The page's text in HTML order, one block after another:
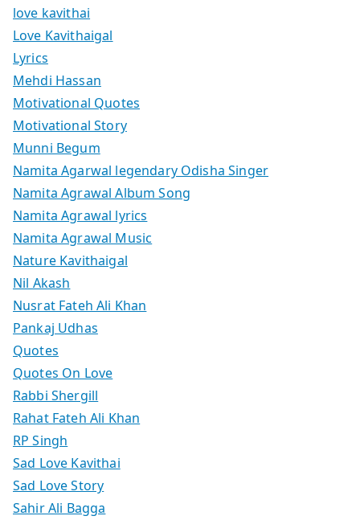
love kavithai
Love Kavithaigal
Lyrics
Mehdi Hassan
Motivational Quotes
Motivational Story
Munni Begum
Namita Agarwal legendary Odisha Singer
Namita Agrawal Album Song
Namita Agrawal lyrics
Namita Agrawal Music
Nature Kavithaigal
Nil Akash
Nusrat Fateh Ali Khan
Pankaj Udhas
Quotes
Quotes On Love
Rabbi Shergill
Rahat Fateh Ali Khan
RP Singh
Sad Love Kavithai
Sad Love Story
Sahir Ali Bagga